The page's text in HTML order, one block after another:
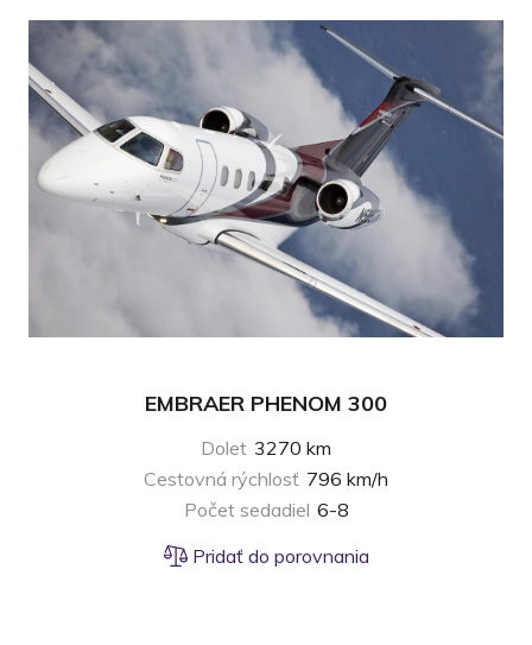
EMBRAER PHENOM 300
Dolet 3270 km
Cestovná rýchlosť 796 km/h
Počet sedadiel 6-8
Pridať do porovnania